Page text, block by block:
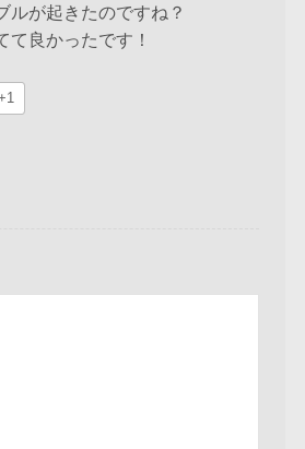
ルが起きたのですね？
て良かったです！